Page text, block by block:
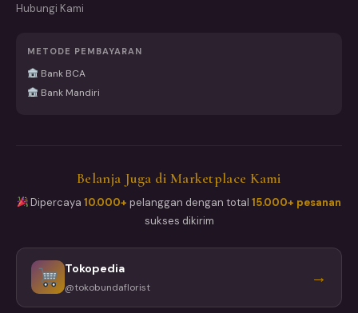
Hubungi Kami
METODE PEMBAYARAN
Bank BCA
Bank Mandiri
Belanja Juga di Marketplace Kami
Dipercaya10.000+ pelanggan dengan total15.000+ pesanan
sukses dikirim
Tokopedia
@tokobundaflorist →